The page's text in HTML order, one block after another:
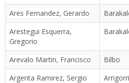
Ares Fernandez, Gerardo
Arestegui Esquerra,
Gregorio
Arevalo Martin, Francisco Bilbo
Argenta Ramirez, Sergio